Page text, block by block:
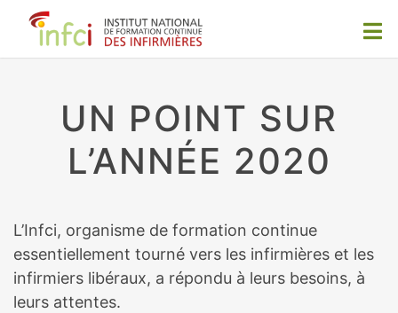
UN POINT SUR
L’ANNÉE 2020
L’Infci, organisme de formation continue
essentiellement tourné vers les infirmières et les
infirmiers libéraux, a répondu à leurs besoins, à
leurs attentes.